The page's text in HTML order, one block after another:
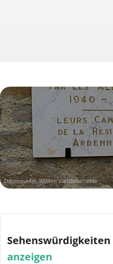
Datenquelle: Willem Vandenameele
Sehenswürdigkeiten
anzeigen